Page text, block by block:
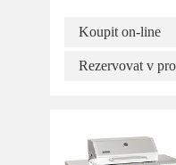
Koupit on-line
Rezervovat v